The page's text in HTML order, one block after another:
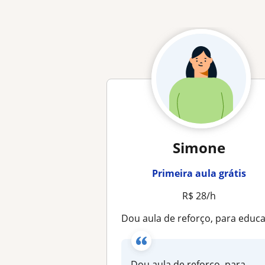
Simone
Primeira aula grátis
R$ 28/h
Dou aula de reforço, para educação básica. Sou especialista em psicopedagogia e tenho pós em Neuropsicopedagogia. 19 anos na